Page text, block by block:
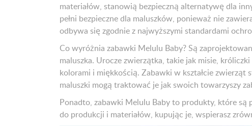
materiałów, stanowią bezpieczną alternatywę dla
pełni bezpieczne dla maluszków, ponieważ nie
odbywa się zgodnie z najwyższymi standardami
Co wyróżnia zabawki Melulu Baby? Są
maluszka. Urocze zwierzątka, takie jak misie,
kolorami i miękkością. Zabawki w kształcie
maluszki mogą traktować je jak swoich towarzyszy
Ponadto, zabawki Melulu Baby to produkty, które są
do produkcji i materiałów, kupując je, wspierasz